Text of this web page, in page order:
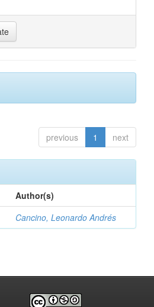
previous 1 next
Author(s)
Cancino, Leonardo Andrés